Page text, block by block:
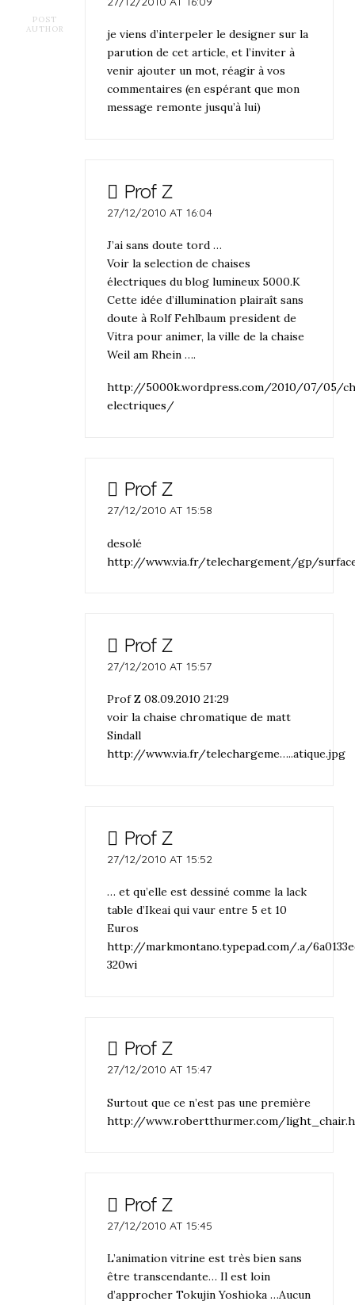
POST
AUTHOR
je viens d’interpeler le designer sur la
parution de cet article, et l’inviter à
venir ajouter un mot, réagir à vos
commentaires (en espérant que mon
message remonte jusqu’à lui)
Prof Z
27/12/2010 AT 16:04
J’ai sans doute tord …
Voir la selection de chaises
électriques du blog lumineux 5000.K
Cette idée d’illumination plairaît sans
doute à Rolf Fehlbaum president de
Vitra pour animer, la ville de la chaise
Weil am Rhein ….
http://5000k.wordpress.com/2010/07/05/
electriques/
Prof Z
27/12/2010 AT 15:58
desolé
http://www.via.fr/telechargement/gp/
Prof Z
27/12/2010 AT 15:57
Prof Z 08.09.2010 21:29
voir la chaise chromatique de matt
Sindall
http://www.via.fr/telechargeme…..atique.jpg
Prof Z
27/12/2010 AT 15:52
… et qu’elle est dessiné comme la lack
table d’Ikeai qui vaur entre 5 et 10
Euros
http://markmontano.typepad.com/.a/
320wi
Prof Z
27/12/2010 AT 15:47
Surtout que ce n’est pas une première
http://www.robertthurmer.com/
Prof Z
27/12/2010 AT 15:45
L’animation vitrine est très bien sans
être transcendante… Il est loin
d’approcher Tokujin Yoshioka …Aucun